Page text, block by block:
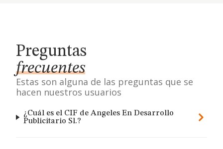
Preguntas
frecuentes
Estas son alguna de las preguntas que se
hacen nuestros usuarios
¿Cuál es el CIF de Angeles En Desarrollo
Publicitario Sl.?